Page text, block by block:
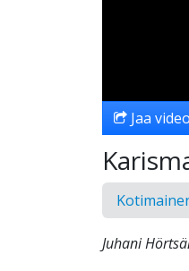
Jaa video
Juhani